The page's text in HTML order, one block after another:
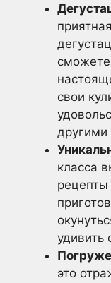
сможете
свои
другими
класса
удивить
это